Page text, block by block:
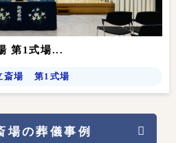
第1式場...
斎場 第1式場
場の葬儀事例